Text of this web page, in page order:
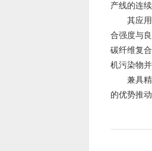
产线的连
其应用场
合强度与
碳纤维复
机污染物
兼具精密
的优势推